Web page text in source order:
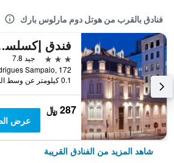
فنادق بالقرب من هوتل دوم مارلوس بارك
3 نجوم
جيد 7.8
0.1 كيلومتر عن وسط المدينة
287 ﷼
عرض
شاهد المزيد من الفنادق القريبة